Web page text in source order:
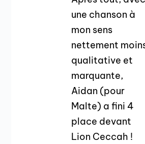
une chanson à
mon sens
nettement
qualitative et
marquante,
Aidan (pour
Malte) a fini 4
place devant
Lion Ceccah !